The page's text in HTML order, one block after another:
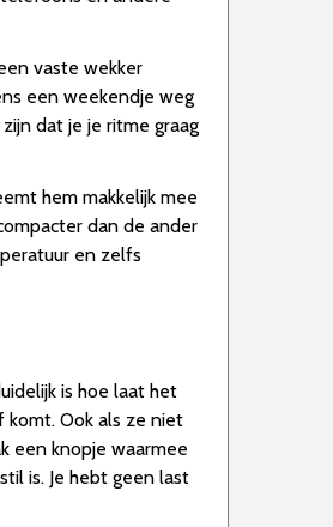
vaste wekker
een weekendje weg
dat je je ritme graag
hem makkelijk mee
dan de ander
en zelfs
is hoe laat het
komt. Ook als ze niet
een knopje waarmee
is. Je hebt geen last